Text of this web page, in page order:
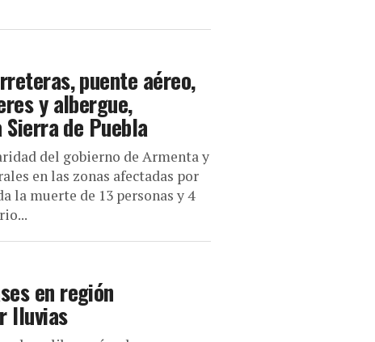
puente aéreo,
y albergue,
de Puebla
del gobierno de Armenta y
en las zonas afectadas por
la muerte de 13 personas y 4
en región
lluvias